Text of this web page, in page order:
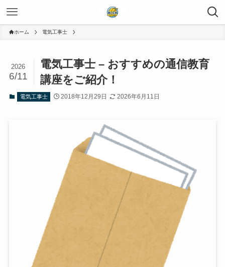
ホーム 電気工事士
電気工事士 – おすすめの通信教育
講座をご紹介！
2026
6/11
電気工事士 2018年12月29日 2026年6月11日